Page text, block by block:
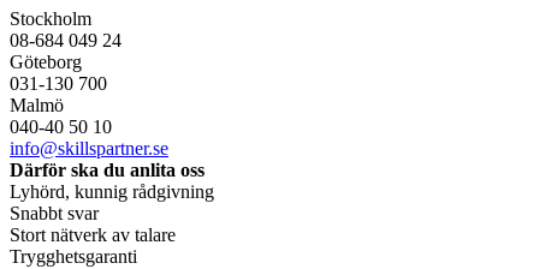
Stockholm
08-684 049 24
Göteborg
031-130 700
Malmö
040-40 50 10
info@skillspartner.se
Därför ska du anlita oss
Lyhörd, kunnig rådgivning
Snabbt svar
Stort nätverk av talare
Trygghetsgaranti